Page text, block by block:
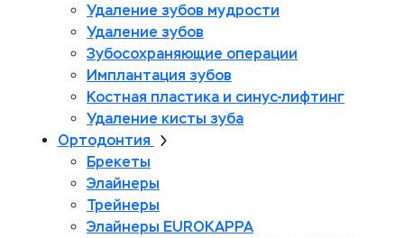
Удаление зубов мудрости
Удаление зубов
Зубосохраняющие операции
Имплантация зубов
Костная пластика и синус-лифтинг
Удаление кисты зуба
Ортодонтия
Брекеты
Элайнеры
Трейнеры
Элайнеры EUROKAPPA